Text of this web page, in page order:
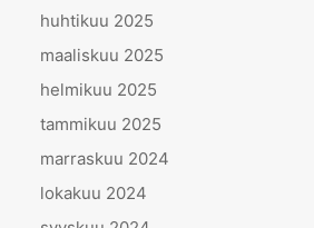
huhtikuu 2025
maaliskuu 2025
helmikuu 2025
tammikuu 2025
marraskuu 2024
lokakuu 2024